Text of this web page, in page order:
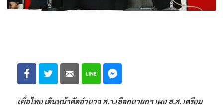
เพื่อไทย เดินหน้าตัดอำนาจ ส.ว.เลือกนายกฯ เผย ส.ส. เตรียม